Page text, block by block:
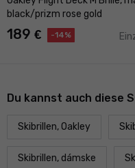
black/prizm rose gold
189 € -14%
Du kannst auch diese
Skibrillen, Oakley
Skibrillen, dámske